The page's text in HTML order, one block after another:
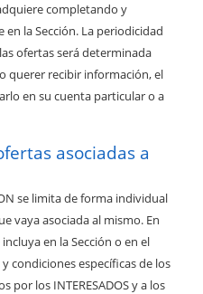
completando y
la Sección. La periodicidad
ofertas será determinada
querer recibir información, el
en su cuenta particular o a
asociadas a
se limita de forma individual
vaya asociada al mismo. En
en la Sección o en el
condiciones específicas de los
los INTERESADOS y a los